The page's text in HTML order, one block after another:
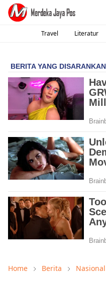
Travel Literatur
Home Berita Nasional